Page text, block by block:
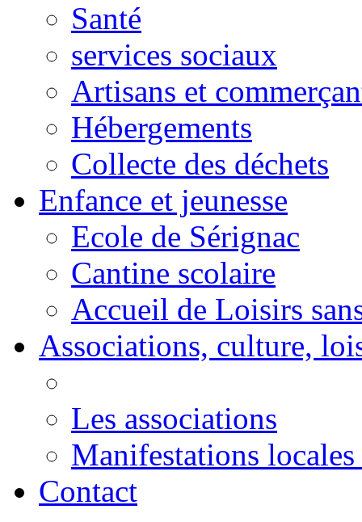
Santé
services sociaux
Artisans et
Hébergements
Collecte des déchets
Enfance et jeunesse
Ecole de Sérignac
Cantine scolaire
Accueil de Loisirs
Associations, culture,
Les associations
Manifestations locales
Contact